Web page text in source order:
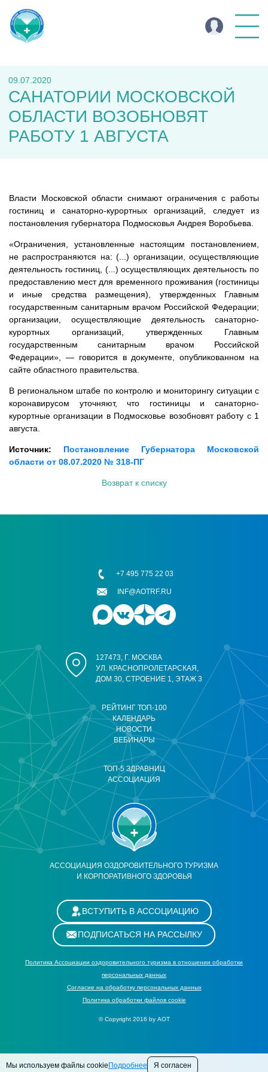
09.07.2020
САНАТОРИИ МОСКОВСКОЙ
ОБЛАСТИ ВОЗОБНОВЯТ
РАБОТУ 1 АВГУСТА
Власти Московской области снимают ограничения с работы
гостиниц и санаторно-курортных организаций, следует из
постановления губернатора Подмосковья Андрея Воробьева.
«Ограничения, установленные настоящим постановлением,
не распространяются на: (...) организации, осуществляющие
деятельность гостиниц, (...) осуществляющих деятельность по
предоставлению мест для временного проживания (гостиницы
и иные средства размещения), утвержденных Главным
государственным санитарным врачом Российской Федерации;
организации, осуществляющие деятельность санаторно-
курортных организаций, утвержденных Главным
государственным санитарным врачом Российской
Федерации», — говорится в документе, опубликованном на
сайте областного правительства.
В региональном штабе по контролю и мониторингу ситуации с
коронавирусом уточняют, что гостиницы и санаторно-
курортные организации в Подмосковье возобновят работу с 1
августа.
Источник: Постановление Губернатора Московской
области от 08.07.2020 № 318-ПГ
Возврат к списку
АССОЦИАЦИЯ ОЗДОРОВИТЕЛЬНОГО ТУРИЗМА
И КОРПОРАТИВНОГО ЗДОРОВЬЯ
РЕЙТИНГ ТОП-100
КАЛЕНДАРЬ
НОВОСТИ
ВЕБИНАРЫ
ТОП-5 ЗДРАВНИЦ
АССОЦИАЦИЯ
127473, Г. МОСКВА
УЛ. КРАСНОПРОЛЕТАРСКАЯ,
ДОМ 30, СТРОЕНИЕ 1, ЭТАЖ 3
+7 495 775 22 03
INF@AOTRF.RU
ВСТУПИТЬ В АССОЦИАЦИЮ
ПОДПИСАТЬСЯ НА РАССЫЛКУ
Политика Ассоциации оздоровительного туризма в отношении обработки
персональных данных
Cогласие на обработку персональных данных
Политика обработки файлов cookie
© Copyright 2016 by АОТ
Мы используем файлы cookie Подробнее Я согласен